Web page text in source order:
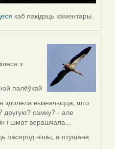
каб пакідаць каментары.
з
палёўкай
здолела вызначыцца, што
другую? самку? - але
і шмат верашчала...
пасярод нішы, а птушаня